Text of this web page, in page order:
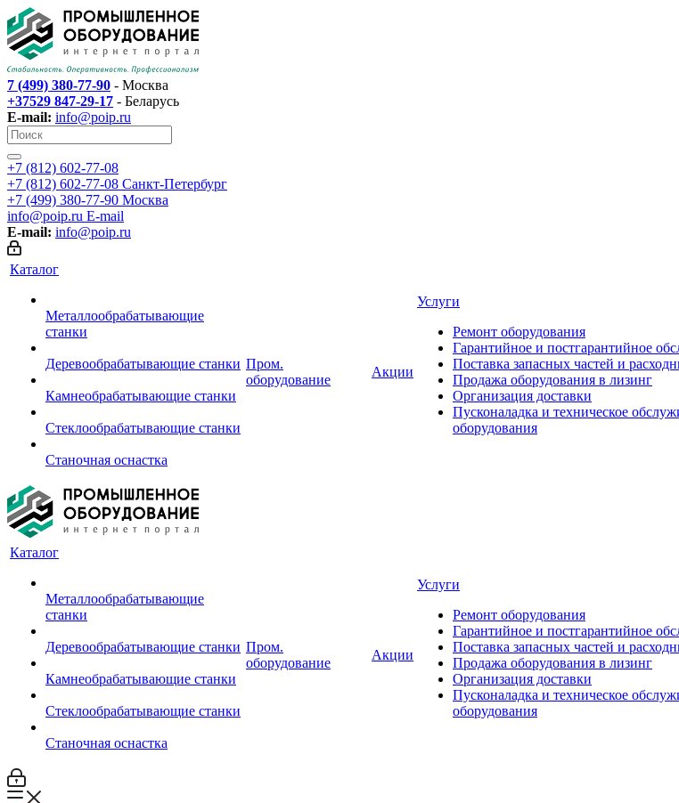
7 (499) 380-77-90 - Москва
+37529 847-29-17 - Беларусь
E-mail: info@poip.ru
+7 (812) 602-77-08
+7 (812) 602-77-08 Санкт-Петербург
+7 (499) 380-77-90 Москва
info@poip.ru E-mail
E-mail: info@poip.ru
Каталог
Металлообрабатывающие
станки
Деревообрабатывающие станки
Камнеобрабатывающие станки
Стеклообрабатывающие станки
Станочная оснастка
Пром.
оборудование
Акции
Услуги
Ремонт оборудования
Гарантийное и постгарантийное
Поставка запасных частей и
Продажа оборудования в лизинг
Организация доставки
Пусконаладка и техническое
оборудования
Каталог
Металлообрабатывающие
станки
Деревообрабатывающие станки
Камнеобрабатывающие станки
Стеклообрабатывающие станки
Станочная оснастка
Пром.
оборудование
Акции
Услуги
Ремонт оборудования
Гарантийное и постгарантийное
Поставка запасных частей и
Продажа оборудования в лизинг
Организация доставки
Пусконаладка и техническое
оборудования